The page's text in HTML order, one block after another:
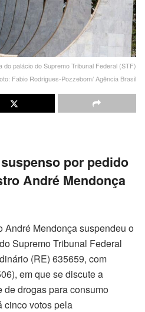
palácio do Supremo Tribunal Federal (STF)
Fabio Rodrigues-Pozzebom/ Agência Brasil
por pedido
André Mendonça
André Mendonça suspendeu o
Supremo Tribunal Federal
(RE) 635659, com
em que se discute a
drogas para consumo
cinco votos pela